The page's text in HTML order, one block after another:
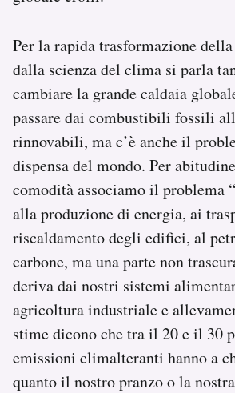
Per la rapida trasformazione
dalla scienza del clima si parla
cambiare la grande caldaia
passare dai combustibili fossili
rinnovabili, ma c’è anche il
dispensa del mondo. Per
comodità associamo il problema
alla produzione di energia, ai
riscaldamento degli edifici, al
carbone, ma una parte non
deriva dai nostri sistemi
agricoltura industriale e
stime dicono che tra il 20 e il 30
emissioni climalteranti hanno a
quanto il nostro pranzo o la